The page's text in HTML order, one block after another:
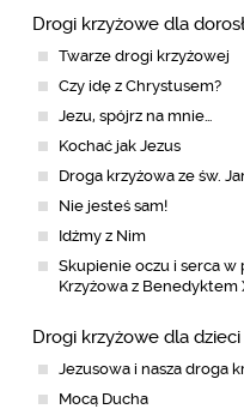
Drogi krzyżowe dla
Twarze drogi krzyżowej
Czy idę z Chrystusem?
Jezu, spójrz na mnie…
Kochać jak Jezus
Droga krzyżowa ze św.
Nie jesteś sam!
Idźmy z Nim
Skupienie oczu i serca
Krzyżowa z Benedyktem
Drogi krzyżowe dla dzieci
Jezusowa i nasza droga
Mocą Ducha